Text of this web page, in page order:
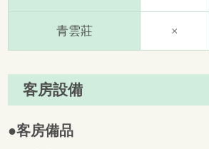
青雲莊​ ×
客房設備​
●客房備品​